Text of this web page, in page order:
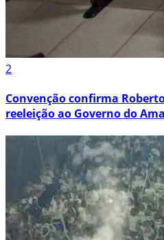
2
Convenção confirma
reeleição ao Governo do